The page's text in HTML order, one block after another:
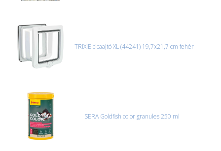
TRIXIE cicaajtó XL (44241) 19,7x21,7 cm fehér
SERA Goldfish color granules 250 ml